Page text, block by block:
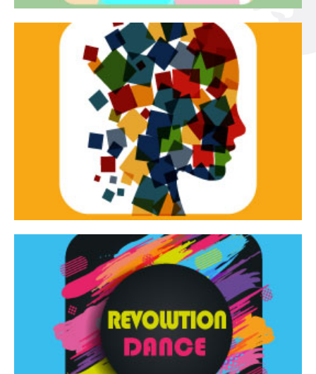
Tracce dinamiche
Tracce Dinamiche è una rassegna di teatro
d’innovazione e sperimentale.
Continua
Revolution Dance
Rassegna di danza contemporanea – I Edizione